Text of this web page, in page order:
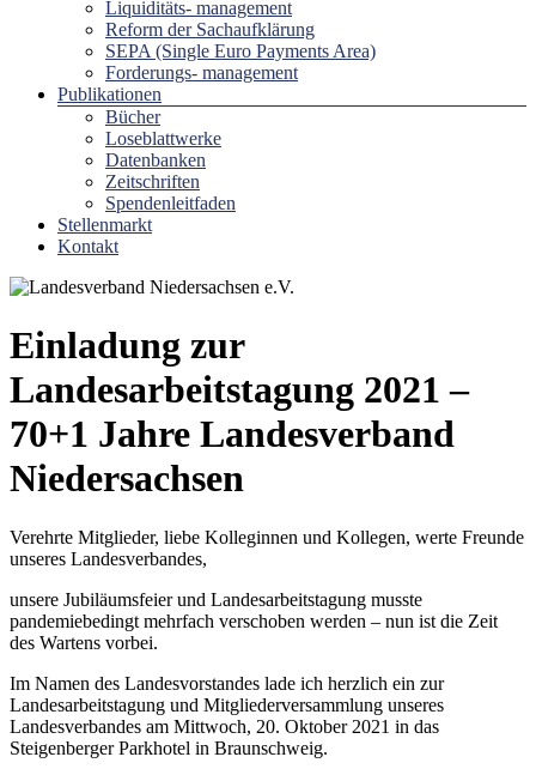
Liquiditäts- management
Reform der Sachaufklärung
SEPA (Single Euro Payments Area)
Forderungs- management
Publikationen
Bücher
Loseblattwerke
Datenbanken
Zeitschriften
Spendenleitfaden
Stellenmarkt
Kontakt
Einladung zur
Landesarbeitstagung 2021 –
70+1 Jahre Landesverband
Niedersachsen
Verehrte Mitglieder, liebe Kolleginnen und Kollegen, werte Freunde
unseres Landesverbandes,
unsere Jubiläumsfeier und Landesarbeitstagung musste
pandemiebedingt mehrfach verschoben werden – nun ist die Zeit
des Wartens vorbei.
Im Namen des Landesvorstandes lade ich herzlich ein zur
Landesarbeitstagung und Mitgliederversammlung unseres
Landesverbandes am Mittwoch, 20. Oktober 2021 in das
Steigenberger Parkhotel in Braunschweig.